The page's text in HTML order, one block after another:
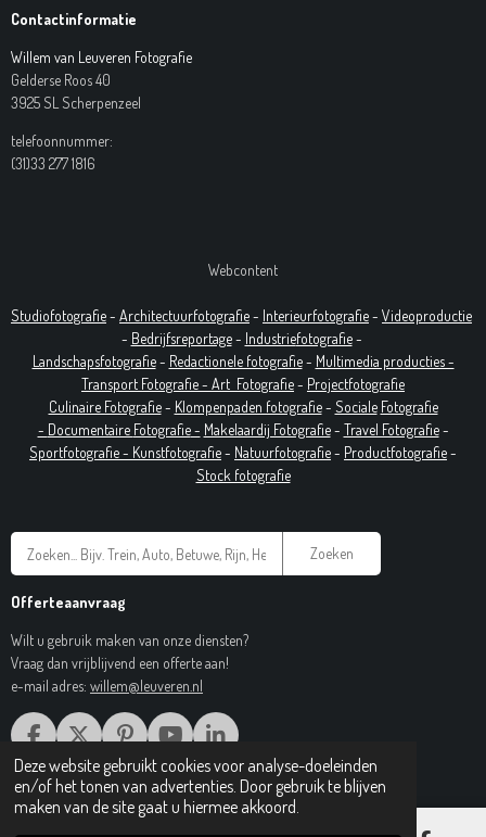
Deze website gebruikt cookies voor analyse-doeleinden
en/of het tonen van advertenties. Door gebruik te blijven
maken van de site gaat u hiermee akkoord.
Contactinformatie
Willem van Leuveren Fotografie
Gelderse Roos 40
3925 SL Scherpenzeel
telefoonnummer:
(31)33 277 1816
Webcontent
Studiofotografie- Architectuurfotografie- Interieurfotografie- Videoproductie
- Bedrijfsreportage- Industriefotografie-
Landschapsfotografie- Redactionele fotografie- Multimedia producties -
Transport Fotografie - Art Fotografie- Projectfotografie
Culinaire Fotografie- Klompenpaden fotografie- Sociale Fotografie
- Documentaire Fotografie- Makelaardij Fotografie- Travel Fotografie-
Sportfotografie - Kunstfotografie- Natuurfotografie- Productfotografie-
Stock fotografie
Zoeken
Offerteaanvraag
Wilt u gebruik maken van onze diensten?
Vraag dan vrijblijvend een offerte aan!
e-mail adres: willem@leuveren.nl
F
A
C
E
X
P
I
N
T
Y
O
U
T
L
I
N
K
© 2017 Regiobeeldbank.nl